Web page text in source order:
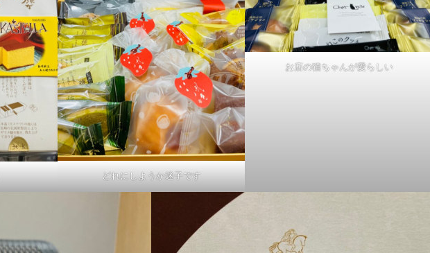
どれにしようか迷子です
お店の猫ちゃんが愛らしい